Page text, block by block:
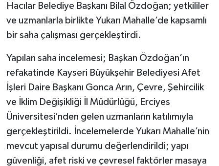
Hacılar Belediye Başkanı Bilal Özdoğan; yetkililer
ve uzmanlarla birlikte Yukarı Mahalle’de kapsamlı
bir saha çalışması gerçekleştirdi.
Yapılan saha incelemesi; Başkan Özdoğan’ın
refakatinde Kayseri Büyükşehir Belediyesi Afet
İşleri Daire Başkanı Gonca Arın, Çevre, Şehircilik
ve İklim Değişikliği İl Müdürlüğü, Erciyes
Üniversitesi’nden gelen uzmanların katılımıyla
gerçekleştirildi. İncelemelerde Yukarı Mahalle’nin
mevcut yapısal durumu değerlendirildi; yapı
güvenliği, afet riski ve çevresel faktörler masaya